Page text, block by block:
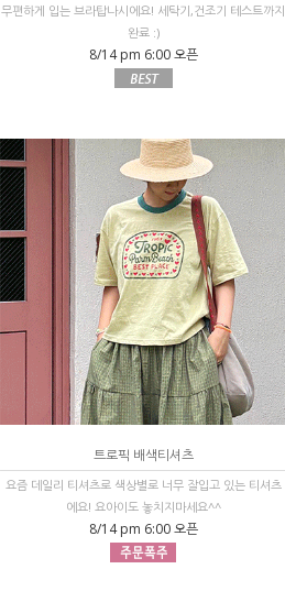
무편하게 입는 브라탑나시에요! 세탁기,건조기 테스트까지
완료 :)
8/14 pm 6:00 오픈
트로픽 배색티셔츠
요즘 데일리 티셔츠로 색상별로 너무 잘입고 있는 티셔츠
에요! 요아이도 놓치지마세요^^
8/14 pm 6:00 오픈